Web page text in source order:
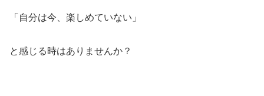
「自分は今、楽しめていない」
と感じる時はありませんか？